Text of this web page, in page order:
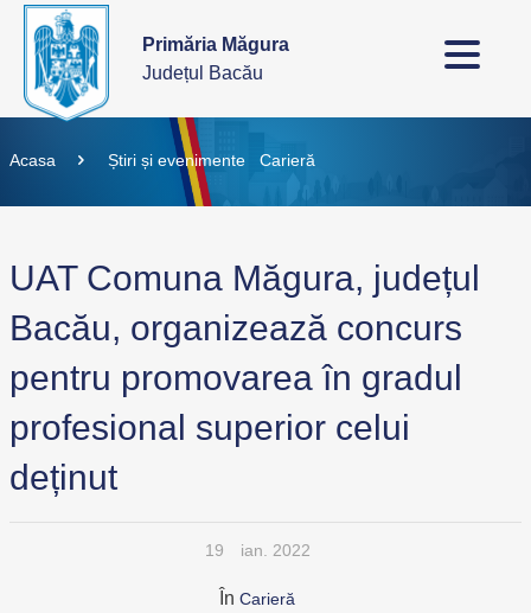
Primăria Măgura
Județul Bacău
Acasa Știri și evenimente Carieră
UAT Comuna Măgura, județul
Bacău, organizează concurs
pentru promovarea în gradul
profesional superior celui
deținut
19 ian. 2022
În Carieră